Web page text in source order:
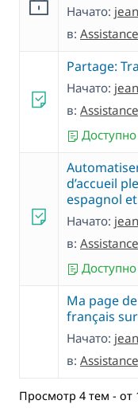
Начато:
в:
Partage:
Начато:
в:
d’accueil
espagnol
Начато:
в:
Ma page
français
Начато:
в:
Просмотр 4 тем - от